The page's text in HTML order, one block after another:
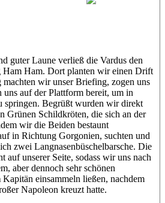
guter Laune verließ die Vardus den
Ham Ham. Dort planten wir einen Drift
wir unser Briefing, zogen uns
uns auf der Plattform bereit, um in
springen. Begrüßt wurden wir direkt
Grünen Schildkröten, die sich an der
wir die Beiden bestaunt
in Richtung Gorgonien, suchten und
zwei Langnasenbüschelbarsche. Die
auf unserer Seite, sodass wir uns nach
aber dennoch sehr schönen
einsammeln ließen, nachdem
Napoleon kreuzt hatte.